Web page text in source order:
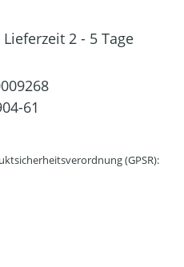
2 - 5 Tage
61
(GPSR):